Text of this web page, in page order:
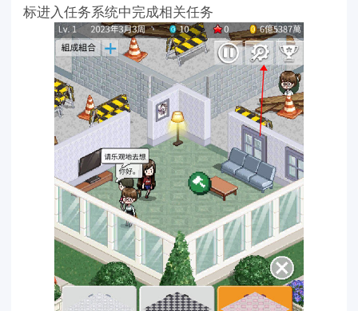
标进入任务系统中完成相关任务